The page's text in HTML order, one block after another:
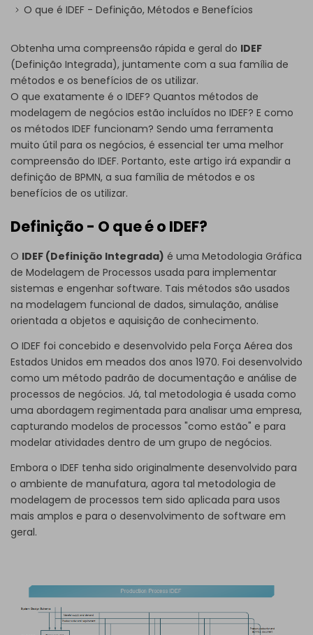
O que é IDEF - Definição, Métodos e Benefícios
Obtenha uma compreensão rápida e geral do IDEF
(Definição Integrada), juntamente com a sua família de
métodos e os benefícios de os utilizar.
O que exatamente é o IDEF? Quantos métodos de
modelagem de negócios estão incluídos no IDEF? E como
os métodos IDEF funcionam? Sendo uma ferramenta
muito útil para os negócios, é essencial ter uma melhor
compreensão do IDEF. Portanto, este artigo irá expandir a
definição de BPMN, a sua família de métodos e os
benefícios de os utilizar.
Definição - O que é o IDEF?
O IDEF (Definição Integrada) é uma Metodologia Gráfica
de Modelagem de Processos usada para implementar
sistemas e engenhar software. Tais métodos são usados
na modelagem funcional de dados, simulação, análise
orientada a objetos e aquisição de conhecimento.
O IDEF foi concebido e desenvolvido pela Força Aérea dos
Estados Unidos em meados dos anos 1970. Foi desenvolvido
como um método padrão de documentação e análise de
processos de negócios. Já, tal metodologia é usada como
uma abordagem regimentada para analisar uma empresa,
capturando modelos de processos "como estão" e para
modelar atividades dentro de um grupo de negócios.
Embora o IDEF tenha sido originalmente desenvolvido para
o ambiente de manufatura, agora tal metodologia de
modelagem de processos tem sido aplicada para usos
mais amplos e para o desenvolvimento de software em
geral.